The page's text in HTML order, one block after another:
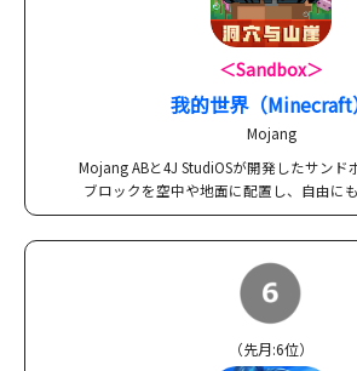
＜Sandbox＞
我的世界（Minecraft
Mojang
Mojang ABと4J StudiOSが開発したサンド
ブロックを空中や地面に配置し、自由に
（先月:6位）